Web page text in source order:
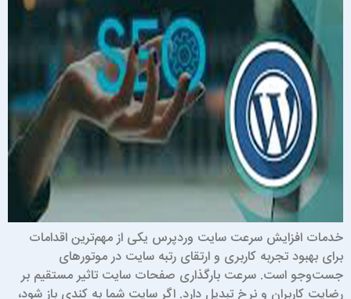
خدمات افزایش سرعت سایت وردپرس یکی از مهم‌ترین اقدامات
برای بهبود تجربه کاربری و ارتقای رتبه سایت در موتورهای
جست‌وجو است. سرعت بارگذاری صفحات سایت تاثیر مستقیم بر